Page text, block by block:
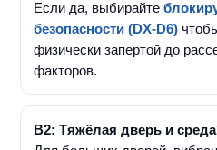
Если да, выбирайте
безопасности (DX-D6)
физически запертой до
факторов.
В2: Тяжёлая дверь и